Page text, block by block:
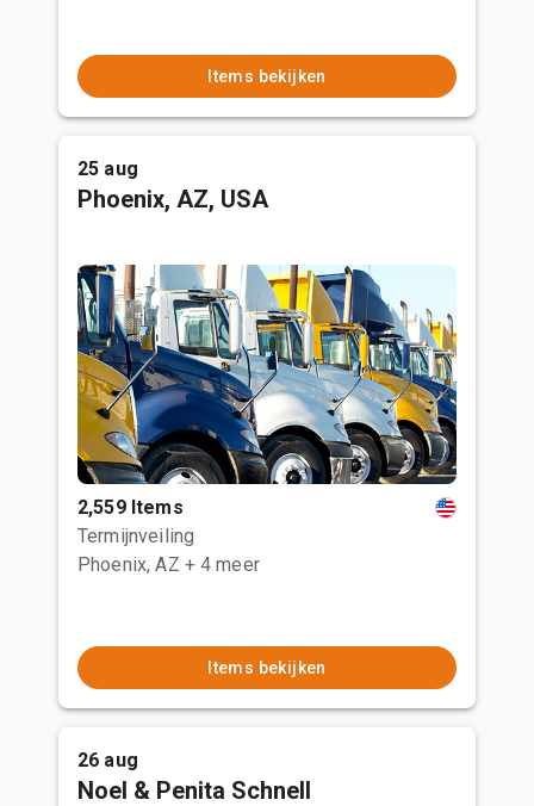
Items bekijken
25 aug
Phoenix, AZ, USA
2,559 Items
Termijnveiling
Phoenix, AZ + 4 meer
Items bekijken
26 aug
Noel & Penita Schnell